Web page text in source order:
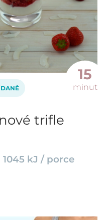
15
minut
trifle
1045 kJ / porce